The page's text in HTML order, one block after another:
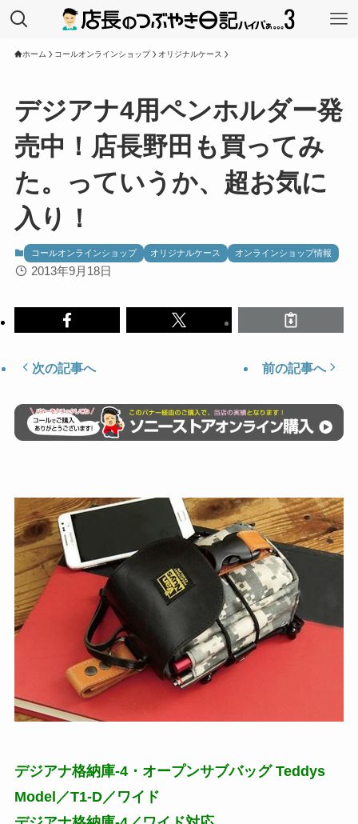
ホーム コールオンラインショップ オリジナルケース
デジアナ4用ペンホルダー発
売中！店長野田も買ってみ
た。っていうか、超お気に
入り！
コールオンラインショップ オリジナルケース オンラインショップ情報
2013年9月18日
次の記事へ 前の記事へ
デジアナ格納庫-4・オープンサブバッグ Teddys
Model／T1-D／ワイド